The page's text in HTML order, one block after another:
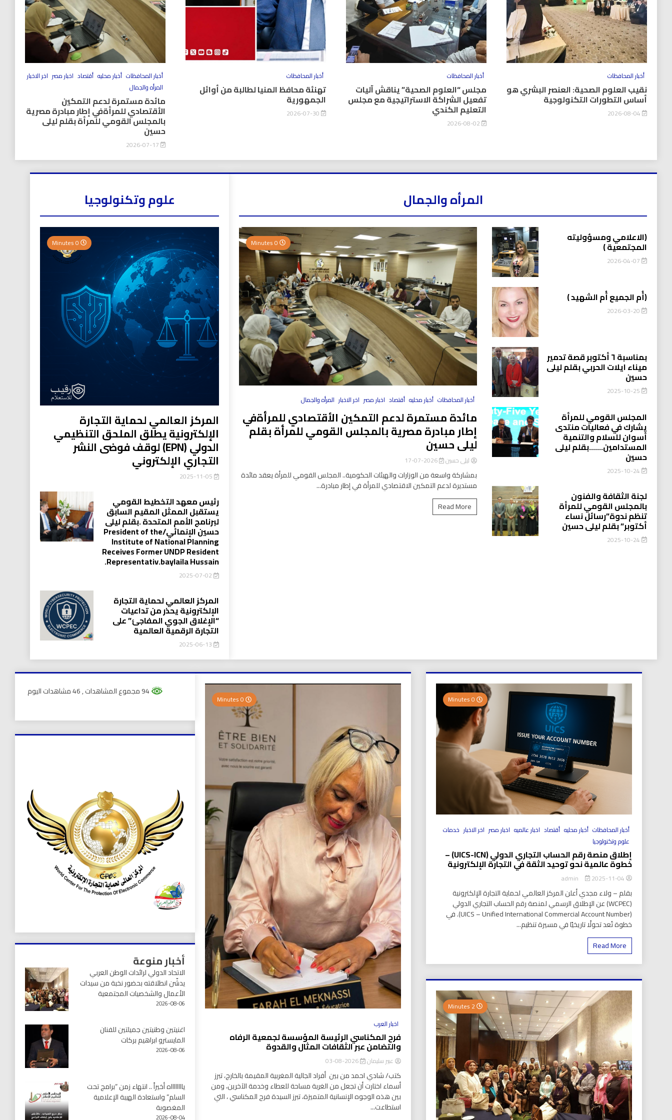
أخبار المحافظات
نقيب العلوم الصحية: العنصر البشري هو
أساس التطورات التكنولوجية
أخبار المحافظات
مجلس “العلوم الصحية” يناقش آليات
تفعيل الشراكة الاستراتيجية مع مجلس
التعليم الكندي
أخبار المحافظات
تهنئة محافظ المنيا لطالبة من أوائل
الجمهورية
أخبار المحافظات أخبار محليه أقتصاد اخبار مصر اخر الاخبار
المرأه والجمال
مائدة مستمرة لدعم التمكين
الأقتصادي للمرأةفي إطار مبادرة مصرية
بالمجلس القومي للمرأة بقلم ليلى
حسين
المرأه والجمال
0 Minutes
أخبار المحافظات أخبار محليه أقتصاد اخبار مصر اخر الاخبار المرأه والجمال
مائدة مستمرة لدعم التمكين الأقتصادي للمرأةفي
إطار مبادرة مصرية بالمجلس القومي للمرأة بقلم
ليلى حسين
ليلى حسين 2026-07-17
بمشاركة واسعة من الوزارات والهيئات الحكومية.. المجلس القومي للمرأة يعقد مائدة
مستديرة لدعم التمكين الاقتصادي للمرأة في إطار مبادرة...
Read More
(الاعلامي ومسؤوليته
المجتمعية )
2026-04-07
(أُم الجميع أُم الشهيد )
2026-03-20
بمناسبة ٦ أكتوبر قصة تدمير
ميناء ايلات الحربي بقلم ليلى
حسين
2025-10-25
المجلس القومي للمرأة
يشارك في فعاليات منتدى
أسوان للسلام والتنمية
المستدامين…….بقلم ليلى
حسين
2025-10-24
لجنة الثقافة والفنون
بالمجلس القومي للمرأة
تنظم ندوة”رسائل نساء
أكتوبر” بقلم ليلى حسين
2025-10-24
علوم وتكنولوجيا
0 Minutes
المركز العالمي لحماية التجارة
الإلكترونية يطلق الملحق التنظيمي
الدولي (EPN) لوقف فوضى النشر
التجاري الإلكتروني
رئيس معهد التخطيط القومي
يستقبل الممثل المقيم السابق
لبرنامج الأمم المتحدة .بقلم ليلى
حسين الإنمائي/President of the
Institute of National Planning
Receives Former UNDP Resident
.Representativ.baylaila Hussain
2025-07-02
المركز العالمي لحماية التجارة
الإلكترونية يحذر من تداعيات
“الإغلاق الجوي المفاجئ” على
التجارة الرقمية العالمية
2025-06-13
أخبار المحافظات أخبار محليه أقتصاد اخبار عالميه اخبار مصر اخر الاخبار خدمات
علوم وتكنولوجيا
إطلاق منصة رقم الحساب التجاري الدولي (UICS-ICN) –
خطوة عالمية نحو توحيد الثقة في التجارة الإلكترونية
2025-11-04
بقلم – ولاء مجدي أعلن المركز العالمي لحماية التجارة الإلكترونية
(WCPEC) عن الإطلاق الرسمي لمنصة رقم الحساب التجاري الدولي
(UICS – Unified International Commercial Account Number). في
خطوة تُعد تحولًا تاريخيًا في مسيرة تنظيم...
Read More
2 Minutes
اخبار العرب
فرح المكناسي الرئيسة المؤسسة لجمعية الرفاه
والتضامن عبر الثقافات المثال والقدوة
عبير سليمان 2026-08-03
كتب/ شادي احمد من بين أفراد الجالية المغربية المقيمة بالخارج، تبرز
أسماء اختارت أن تجعل من الغربة مساحة للعطاء وخدمة الآخرين، ومن
بين هذه الوجوه الإنسانية المتميزة، تبرز السيدة فرح المكناسي ، التي
استطاعت...
, 46 مشاهدات اليوم
أخبار منوعة
الاتحاد الدولي لرائدات الوطن العربي
يدشّن انطلاقته بحضور نخبة من سيدات
الأعمال والشخصيات المجتمعية
2026-08-06
اغنيتين وطنيتين جميلتين للفنان
المايسترو ابراهيم بركات
2026-08-06
يااااااااه أخيراً .. انتهاء زمن “برامج تحت
السلم” واستعادة الهيبة الإعلامية
المغصوبة
2026-08-04